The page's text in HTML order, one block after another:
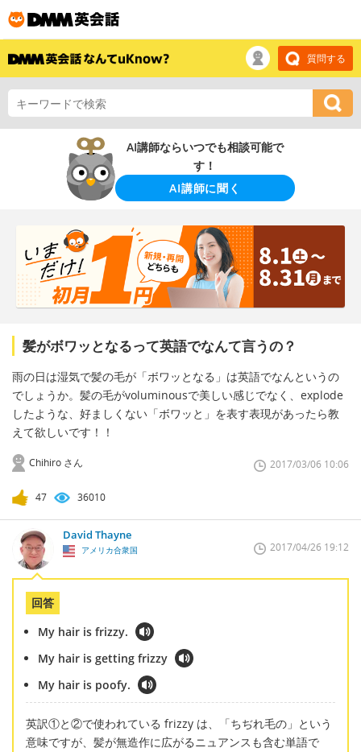
質問する
AI講師ならいつでも相談可能で
す！
AI講師に聞く
髪がボワッとなるって英語でなんて言うの？
雨の日は湿気で髪の毛が「ボワッとなる」は英語でなんというの
でしょうか。髪の毛がvoluminousで美しい感じでなく、explode
したような、好ましくない「ボワッと」を表す表現があったら教
えて欲しいです！！
Chihiro さん 2017/03/06 10:06
47 36010
David Thayne
アメリカ合衆国 2017/04/26 19:12
回答
My hair is frizzy.
My hair is getting frizzy
My hair is poofy.
英訳①と②で使われている frizzy は、「ちぢれ毛の」という
意味ですが、髪が無造作に広がるニュアンスも含む単語で